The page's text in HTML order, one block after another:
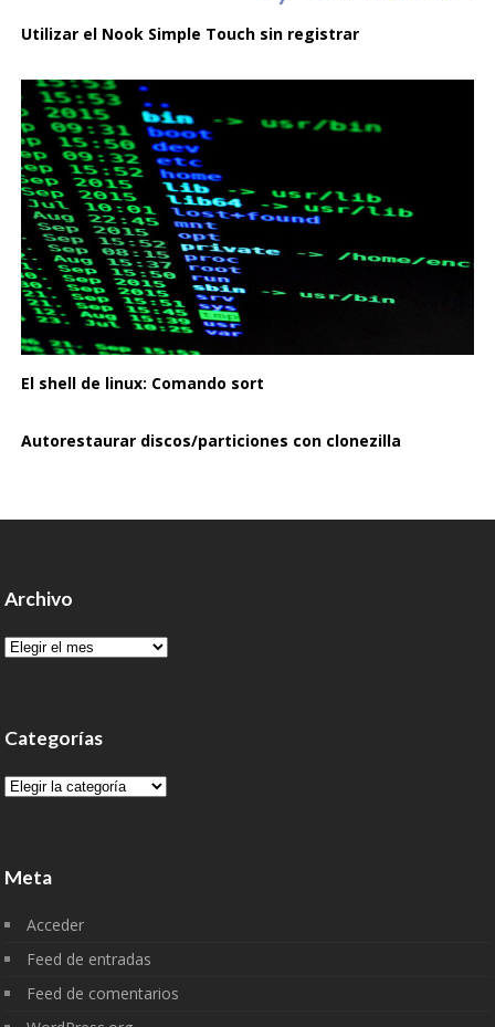
Utilizar el Nook Simple Touch sin registrar
El shell de linux: Comando sort
Autorestaurar discos/particiones con clonezilla
Archivo
Archivo
Categorías
Categorías
Meta
Acceder
Feed de entradas
Feed de comentarios